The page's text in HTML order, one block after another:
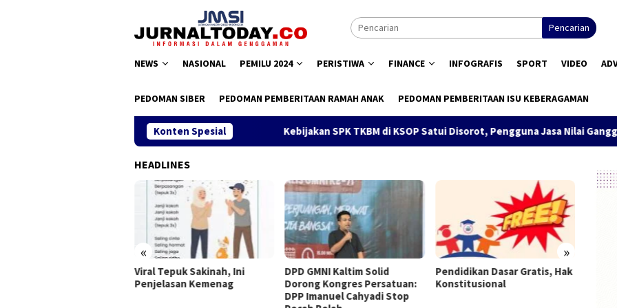
Pencarian
NEWS NASIONAL PEMILU 2024 PERISTIWA FINANCE INFOGRAFIS SPORT VIDEO
PEDOMAN SIBER PEDOMAN PEMBERITAAN RAMAH ANAK PEDOMAN PEMBERITAAN ISU KEBERAGAMAN
Konten Spesial Kebijakan SPK TKBM di KSOP Satui Disorot, Pengguna Jasa Nilai Ganggu
HEADLINES
« »
Viral Tepuk Sakinah, Ini
Penjelasan Kemenag
DPD GMNI Kaltim Solid
Dorong Kongres Persatuan:
DPP Imanuel Cahyadi Stop
Pendidikan Dasar Gratis, Hak
Konstitusional